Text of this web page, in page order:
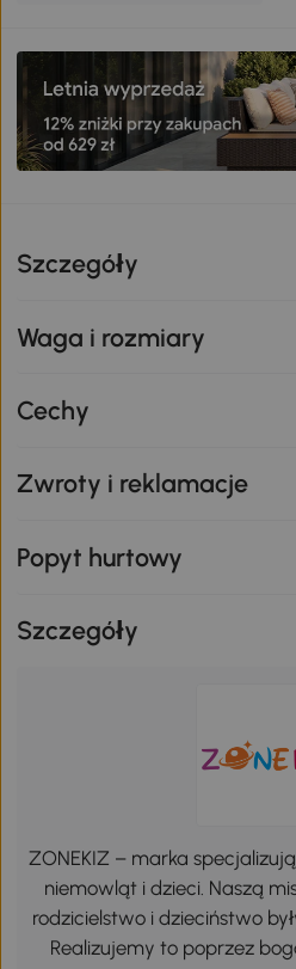
Szczegóły
Waga i rozmiary
Cechy
Zwroty i reklamacje
Popyt hurtowy
Szczegóły
ZONEKIZ – marka
niemowląt i dzieci. Naszą
rodzicielstwo i dzieciństwo
Realizujemy to poprzez